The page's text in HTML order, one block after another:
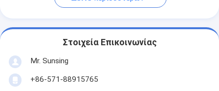
Στοιχεία Επικοινωνίας
Mr. Sunsing
+86-571-88915765